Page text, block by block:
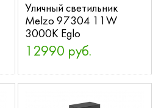
Уличный светильник
Melzo 97304 11W
3000K Eglo
12990 руб.